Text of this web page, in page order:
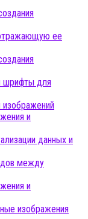
ее
шрифты для
изображений
и
данных и
между
и
изображения